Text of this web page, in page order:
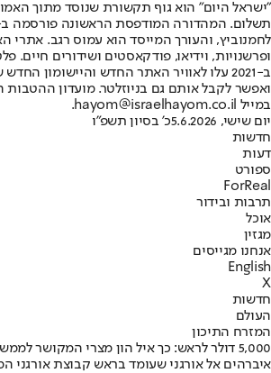
"ישראל היום" הוא גוף תקשורת שנוסד מתוך
ופרשנויות, וידיאו, פודקאסטים ושידורים חיים.
ב-2021 עלו לאוויר האתר החדש
ואפשר לקבל אותם גם בניוזלטר. מועדון ההטבות
במייל hayom@israelhayom.co.il.
יום שישי, 5.6.2026
כ' בסיון תשפ"ו
חדשות
דעות
ספורט
ForReal
תרבות ובידור
אוכל
מגזין
אנחנו מגייסים
English
X
חדשות
העולם
המזרח התיכון
5,000 דולר לראש: כך איל הון מצרי המקושר לממשלת מצרים עושק עזתים הנמלטים על חייהם
איברהים אל אורגני שעומד בראש קבוצת אורגני